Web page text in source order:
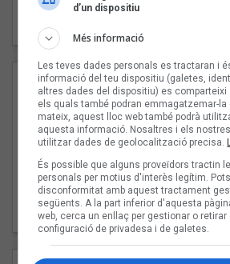
"Les cabres"
94 Rules amb Compte
d’un dispositiu
Més informació
Les teves dades personals es tractaran i
informació del teu dispositiu (galetes,
altres dades del dispositiu) es comparteixi
els quals també podran emmagatzemar-la
mateix, aquest lloc web també podrà
aquesta informació. Nosaltres i els
utilitzar dades de geolocalització precisa.
És possible que alguns proveïdors tractin
personals per motius d'interès legítim.
disconformitat amb aquest tractament
següents. A la part inferior d'aquesta
web, cerca un enllaç per gestionar o
configuració de privadesa i de galetes.